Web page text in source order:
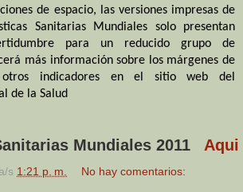
de espacio, las versiones impresas de
Sanitarias Mundiales solo presentan
para un reducido grupo de
más informaciónsobre los márgenes de
otros indicadores enel sitioweb del
de la Salud
Mundiales 2011 Aqui
s 1:21 p. m. No hay comentarios: